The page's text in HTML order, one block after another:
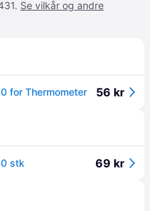
Se vilkår og andre
for Thermometer 56 kr
stk 69 kr